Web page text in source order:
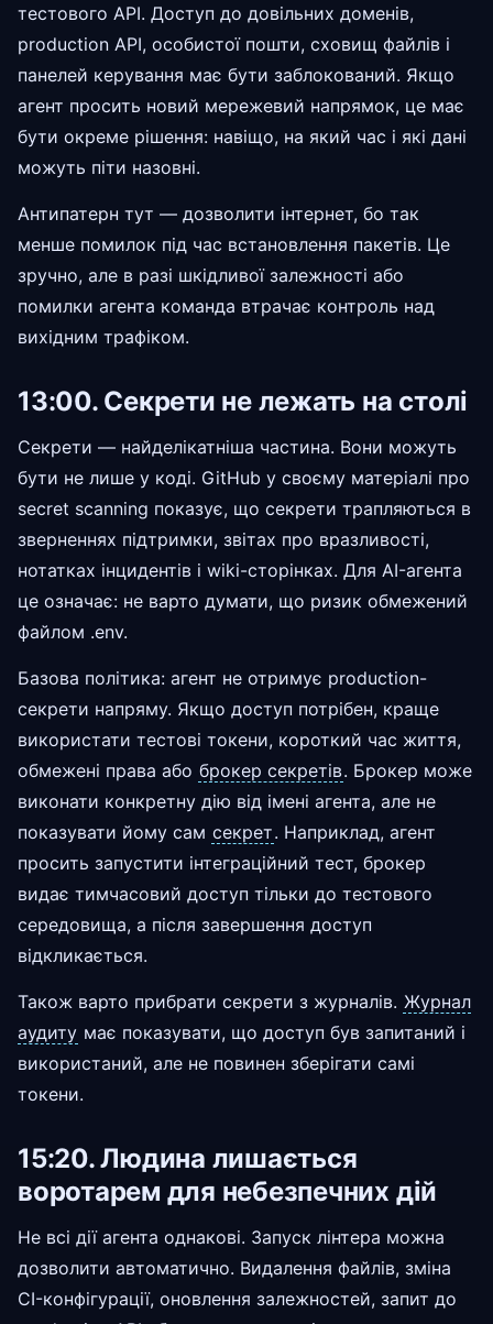
тестового API. Доступ до довільних доменів,
production API, особистої пошти, сховищ файлів і
панелей керування має бути заблокований. Якщо
агент просить новий мережевий напрямок, це має
бути окреме рішення: навіщо, на який час і які дані
можуть піти назовні.
Антипатерн тут — дозволити інтернет, бо так
менше помилок під час встановлення пакетів. Це
зручно, але в разі шкідливої залежності або
помилки агента команда втрачає контроль над
вихідним трафіком.
13:00. Секрети не лежать на столі
Секрети — найделікатніша частина. Вони можуть
бути не лише у коді. GitHub у своєму матеріалі про
secret scanning показує, що секрети трапляються в
зверненнях підтримки, звітах про вразливості,
нотатках інцидентів і wiki-сторінках. Для AI-агента
це означає: не варто думати, що ризик обмежений
файлом .env.
Базова політика: агент не отримує production-
секрети напряму. Якщо доступ потрібен, краще
використати тестові токени, короткий час життя,
обмежені права або брокер секретів. Брокер може
виконати конкретну дію від імені агента, але не
показувати йому сам секрет. Наприклад, агент
просить запустити інтеграційний тест, брокер
видає тимчасовий доступ тільки до тестового
середовища, а після завершення доступ
відкликається.
Також варто прибрати секрети з журналів. Журнал
аудиту має показувати, що доступ був запитаний і
використаний, але не повинен зберігати самі
токени.
15:20. Людина лишається
воротарем для небезпечних дій
Не всі дії агента однакові. Запуск лінтера можна
дозволити автоматично. Видалення файлів, зміна
CI-конфігурації, оновлення залежностей, запит до